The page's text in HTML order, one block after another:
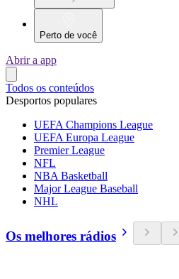
Perto de você
Abrir a app
Todos os conteúdos
Desportos populares
UEFA Champions League
UEFA Europa League
Premier League
NFL
NBA Basketball
Major League Baseball
NHL
Os melhores rádios